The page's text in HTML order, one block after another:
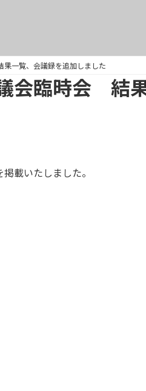
一覧、会議録を追加しました
会臨時会 結
載いたしました。